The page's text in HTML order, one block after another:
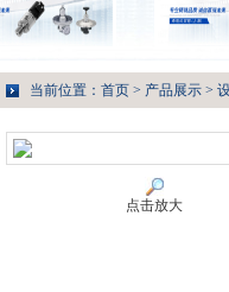
当前位置： 首页 > 产品展示 >
点击放大